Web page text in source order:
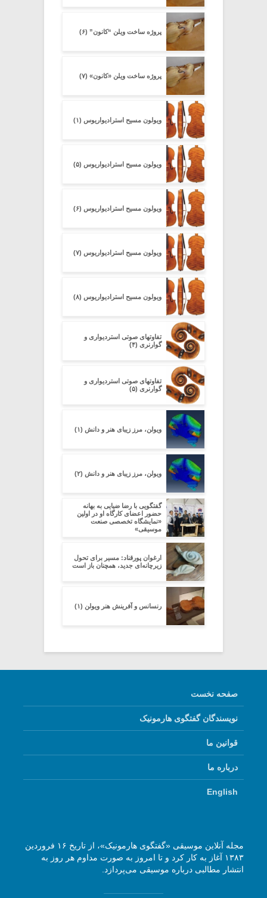
پروژه ساخت ویلن “کانون” (۶)
پروژه ساخت ویلن «کانون» (۷)
ویولون مسیح استرادیواریوس (۱)
ویولون مسیح استرادیواریوس (۵)
ویولون مسیح استرادیواریوس (۶)
ویولون مسیح استرادیواریوس (۷)
ویولون مسیح استرادیواریوس (۸)
تفاوتهای صوتی استردیواری و
گوارنری (۴)
تفاوتهای صوتی استردیواری و
گوارنری (۵)
ویولن، مرز زیبای هنر و دانش (۱)
ویولن، مرز زیبای هنر و دانش (۲)
گفتگویی با رضا ضیایی به بهانه
حضور اعضای کارگاه او در اولین
«نمایشگاه تخصصی صنعت
موسیقی»
ارغوان پورقناد: مسیر برای تحول
زیرچانه‌ای جدید، همچنان باز است
رنسانس و آفرینش هنر ویولن (۱)
صفحه نخست
نویسندگان گفتگوی هارمونیک
قوانین ما
درباره ما
English
مجله آنلاین موسیقی «گفتگوی هارمونیک»، از تاریخ ۱۶ فروردین
۱۳۸۳ آغاز به کار کرد و تا امروز به صورت مداوم هر روز به
انتشار مطالبی درباره موسیقی می‌پردازد.